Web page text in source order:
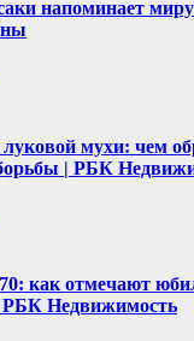
напоминает
мухи: чем
| РБК
как отмечают
РБК Недвижимость